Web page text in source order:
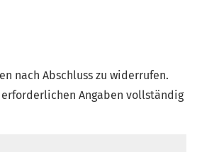
nach Abschluss zu widerrufen.
Angaben vollständig